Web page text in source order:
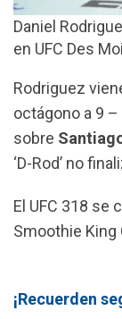
Daniel
en UFC Des
Rodriguez
octágono a 9
sobre
‘D-Rod’ no
El UFC 318 se
Smoothie King
¡Recuerden